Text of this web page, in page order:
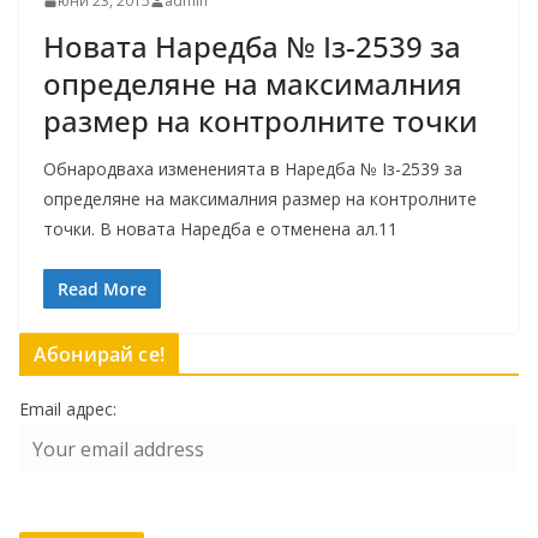
Новата Наредба № Iз-2539 за
определяне на максималния
размер на контролните точки
Обнародваха измененията в Наредба № Iз-2539 за
определяне на максималния размер на контролните
точки. В новата Наредба е отменена ал.11
Read More
Абонирай се!
Email адрес: